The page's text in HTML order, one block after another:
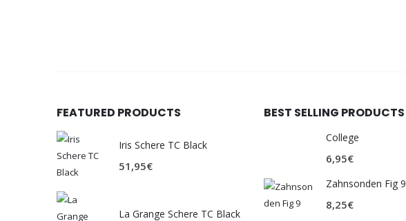
FEATURED PRODUCTS
Iris Schere TC Black
51,95€
La Grange Schere TC Black
BEST SELLING PRODUCTS
College
6,95€
Zahnsonden Fig 9
8,25€